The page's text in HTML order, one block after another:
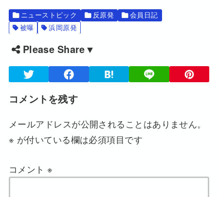
ニューストピック 反原発
会員日記
被曝
浜岡原発
Please Share▼
コメントを残す
メールアドレスが公開されることはありません。
※ が付いている欄は必須項目です
コメント ※